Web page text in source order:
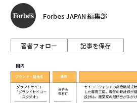
Forbes JAPAN 編集部
著者フォロー 記事を保存